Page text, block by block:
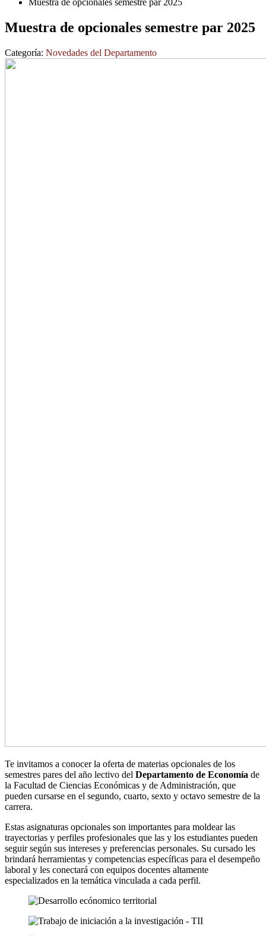
Muestra de opcionales semestre par 2025
Categoría: Novedades del Departamento
Te invitamos a conocer la oferta de materias opcionales de los
semestres pares del año lectivo del Departamento de Economía de
la Facultad de Ciencias Económicas y de Administración, que
pueden cursarse en el segundo, cuarto, sexto y octavo semestre de la
carrera.
Estas asignaturas opcionales son importantes para moldear las
trayectorias y perfiles profesionales que las y los estudiantes pueden
seguir según sus intereses y preferencias personales. Su cursado les
brindará herramientas y competencias específicas para el desempeño
laboral y les conectará con equipos docentes altamente
especializados en la temática vinculada a cada perfil.